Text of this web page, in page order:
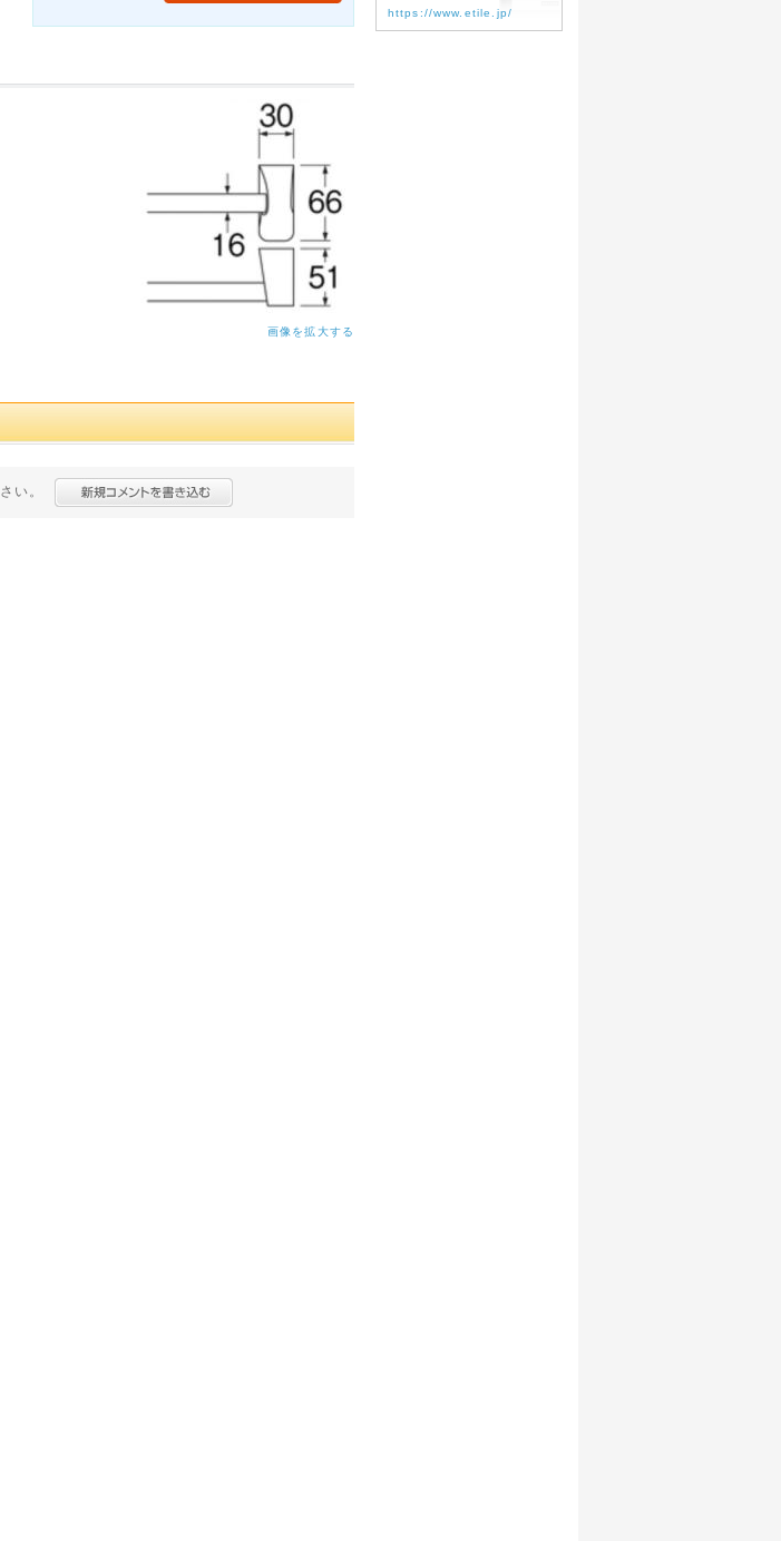
画像を拡大する
い。
https://www.etile.jp/